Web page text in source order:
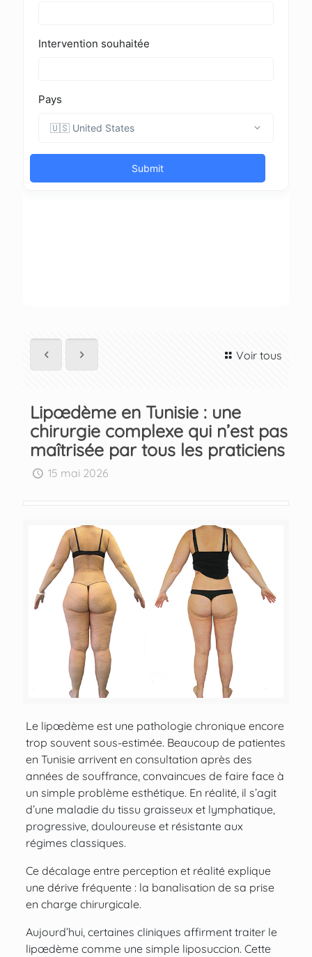
Voir tous
Lipœdème en Tunisie : une
chirurgie complexe qui n’est pas
maîtrisée par tous les praticiens
15 mai 2026
Le lipœdème est une pathologie chronique encore
trop souvent sous-estimée. Beaucoup de patientes
en Tunisie arrivent en consultation après des
années de souffrance, convaincues de faire face à
un simple problème esthétique. En réalité, il s’agit
d’une maladie du tissu graisseux et lymphatique,
progressive, douloureuse et résistante aux
régimes classiques.
Ce décalage entre perception et réalité explique
une dérive fréquente : la banalisation de sa prise
en charge chirurgicale.
Aujourd’hui, certaines cliniques affirment traiter le
lipœdème comme une simple liposuccion. Cette